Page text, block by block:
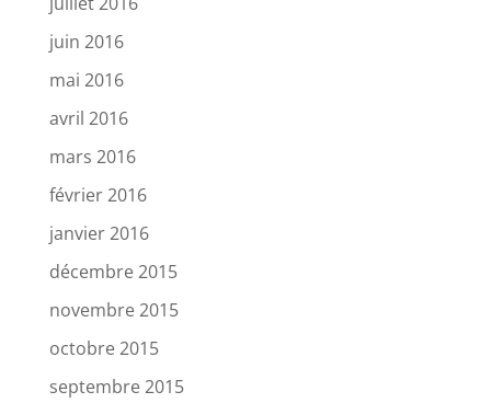
juin 2016
mai 2016
avril 2016
mars 2016
février 2016
janvier 2016
décembre 2015
novembre 2015
octobre 2015
septembre 2015